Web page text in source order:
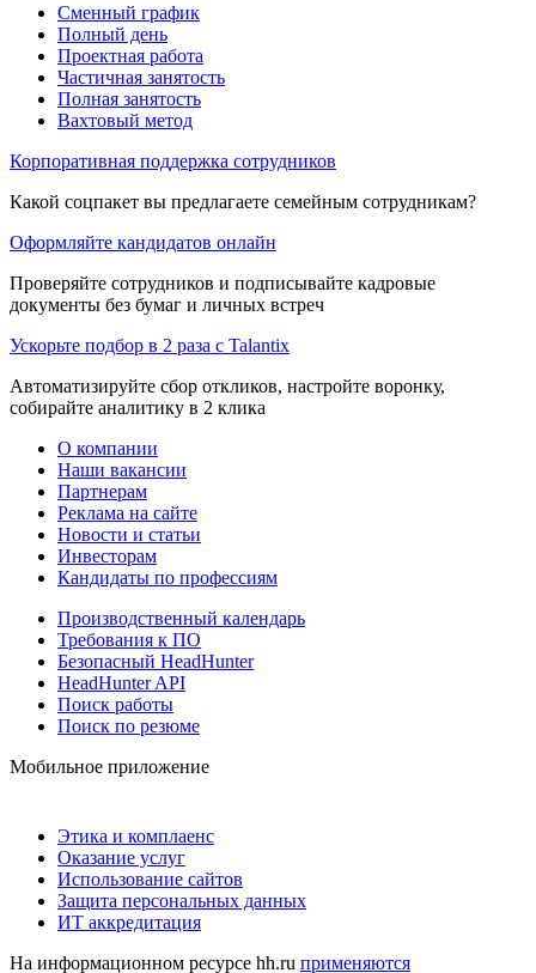
Сменный график
Полный день
Проектная работа
Частичная занятость
Полная занятость
Вахтовый метод
Корпоративная поддержка сотрудников
Какой соцпакет вы предлагаете семейным сотрудникам?
Оформляйте кандидатов онлайн
Проверяйте сотрудников и подписывайте кадровые
документы без бумаг и личных встреч
Ускорьте подбор в 2 раза с Talantix
Автоматизируйте сбор откликов, настройте воронку,
собирайте аналитику в 2 клика
О компании
Наши вакансии
Партнерам
Реклама на сайте
Новости и статьи
Инвесторам
Кандидаты по профессиям
Производственный календарь
Требования к ПО
Безопасный HeadHunter
HeadHunter API
Поиск работы
Поиск по резюме
Мобильное приложение
Этика и комплаенс
Оказание услуг
Использование сайтов
Защита персональных данных
ИТ аккредитация
На информационном ресурсе hh.ru применяются